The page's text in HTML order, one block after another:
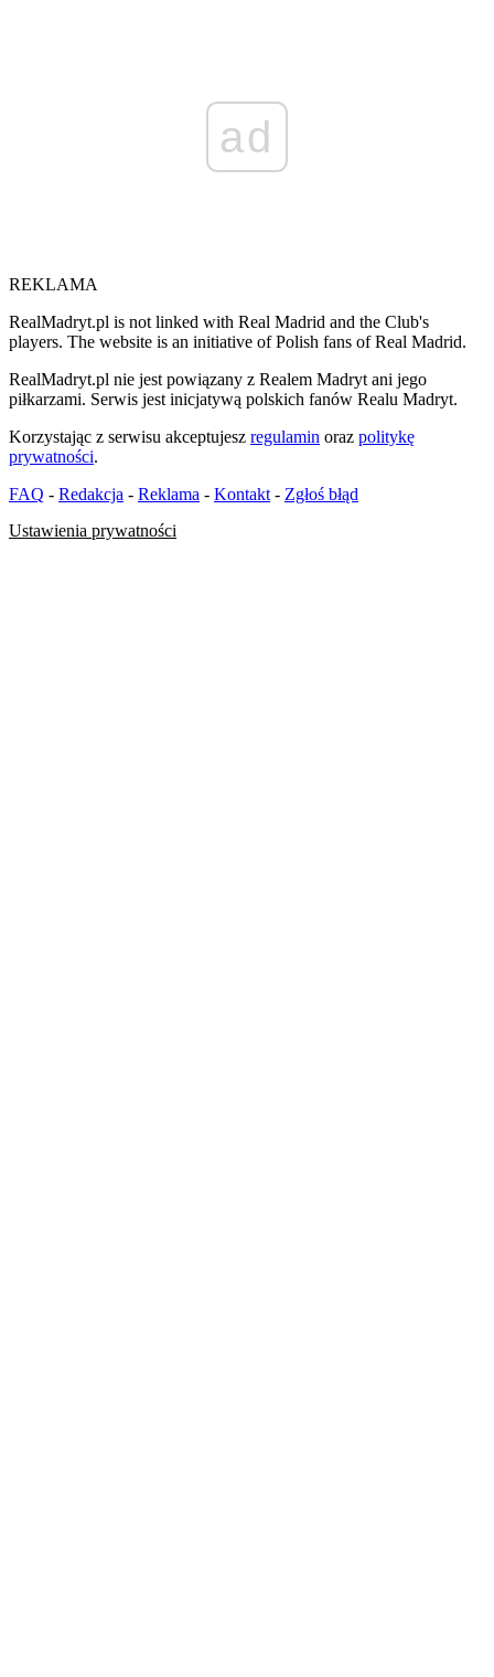
ad
REKLAMA
RealMadryt.pl is not linked with Real Madrid and the Club's
players. The website is an initiative of Polish fans of Real Madrid.
RealMadryt.pl nie jest powiązany z Realem Madryt ani jego
piłkarzami. Serwis jest inicjatywą polskich fanów Realu Madryt.
Korzystając z serwisu akceptujesz regulamin oraz politykę
prywatności.
FAQ - Redakcja - Reklama - Kontakt - Zgłoś błąd
Ustawienia prywatności